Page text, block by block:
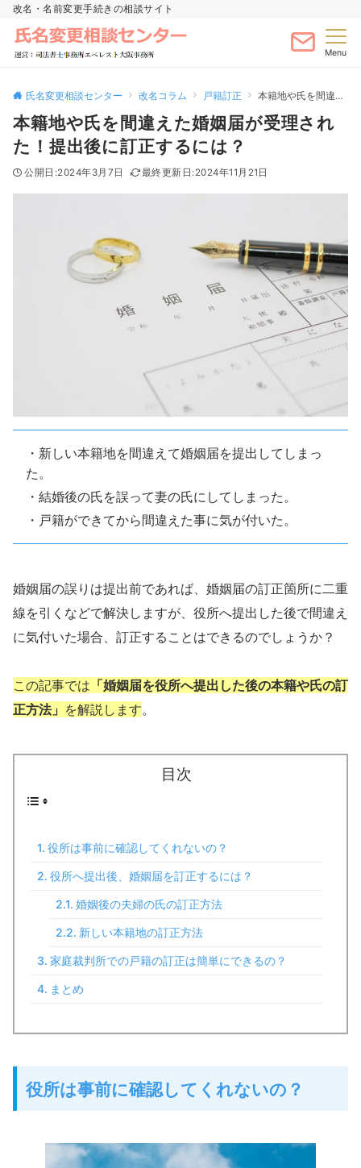
改名・名前変更手続きの相談サイト
Menu
氏名変更相談センター 改名コラム 戸籍訂正 本籍地や氏を間違えた婚姻届が受理された！提出後に訂正するには？
本籍地や氏を間違えた婚姻届が受理され
た！提出後に訂正するには？
2024年3月7日 2024年11月21日
・新しい本籍地を間違えて婚姻届を提出してしまっ
た。
・結婚後の氏を誤って妻の氏にしてしまった。
・戸籍ができてから間違えた事に気が付いた。
婚姻届の誤りは提出前であれば、婚姻届の訂正箇所に二重
線を引くなどで解決しますが、役所へ提出した後で間違え
に気付いた場合、訂正することはできるのでしょうか？
この記事では 「婚姻届を役所へ提出した後の本籍や氏の訂
正方法」 を解説します。
目次
役所は事前に確認してくれないの？
役所へ提出後、婚姻届を訂正するには？
婚姻後の夫婦の氏の訂正方法
新しい本籍地の訂正方法
家庭裁判所での戸籍の訂正は簡単にできるの？
まとめ
役所は事前に確認してくれないの？